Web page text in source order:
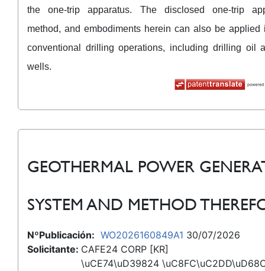
the one-trip apparatus. The disclosed one-trip
method, and embodiments herein can also be applied
conventional drilling operations, including drilling oil
wells.
GEOTHERMAL POWER
SYSTEM AND METHOD
NºPublicación: WO2026160849A1 30/07/2026
Solicitante: CAFE24 CORP [KR]
\uCE74\uD39824